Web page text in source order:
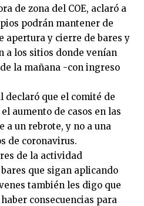
de zona del COE, aclaró a
podrán mantener de
apertura y cierre de bares y
a los sitios donde venían
la mañana -con ingreso
que el comité de
aumento de casos en las
a un rebrote, y no a una
de coronavirus.
de la actividad
que sigan aplicando
también les digo que
consecuencias para